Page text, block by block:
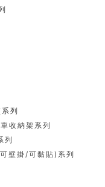
列
收納架系列
列
壁掛/可黏貼)系列